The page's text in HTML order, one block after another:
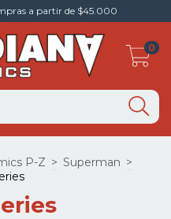
a partir de $45.000
0
P-Z > Superman >